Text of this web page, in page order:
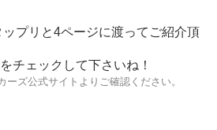
プリと4ページに渡ってご紹介頂
チェックして下さいね！
ズ公式サイトよりご確認ください。